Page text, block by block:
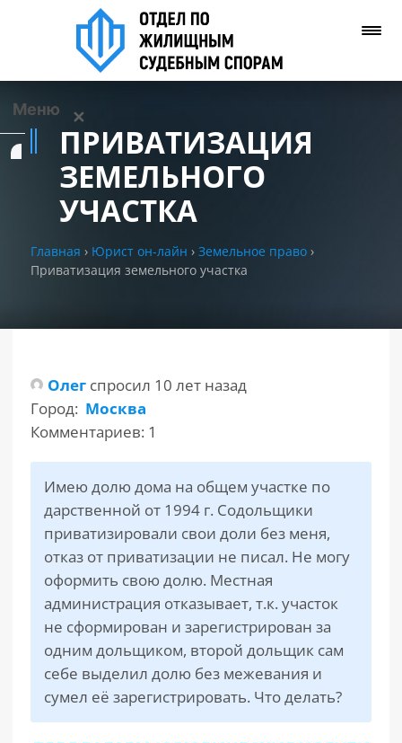
Меню ✕
Контакты
(WhatsApp)
Позвонить нам
САЙТА
ПРИВАТИЗАЦИЯ
ЗЕМЕЛЬНОГО
УЧАСТКА
Главная › Юрист он-лайн › Земельное право ›
Приватизация земельного участка
Олег спросил 10 лет назад
Город: Москва
Комментариев: 1
Имею долю дома на общем участке по
дарственной от 1994 г. Содольщики
приватизировали свои доли без меня,
отказ от приватизации не писал. Не могу
оформить свою долю. Местная
администрация отказывает, т.к. участок
не сформирован и зарегистрирован за
одним дольщиком, второй дольщик сам
себе выделил долю без межевания и
сумел её зарегистрировать. Что делать?